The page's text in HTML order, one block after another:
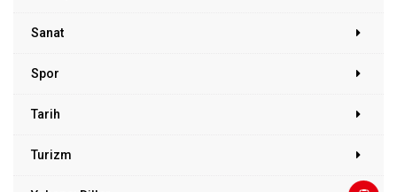
Sanat
Spor
Tarih
Turizm